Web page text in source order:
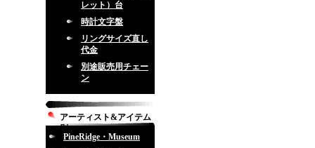
レット）台
時計文字盤
リングサイズ直し
代金
別途販売用チェー
ン
アーティスト&アイテム
別
PineRidge・Museum